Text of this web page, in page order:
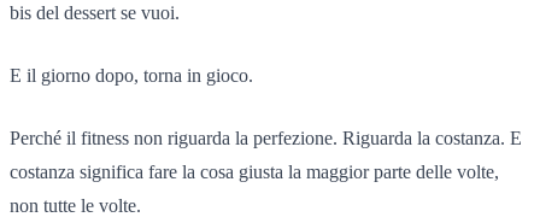
bis del dessert se vuoi.
E il giorno dopo, torna in gioco.
Perché il fitness non riguarda la perfezione. Riguarda la costanza. E
costanza significa fare la cosa giusta la maggior parte delle volte,
non tutte le volte.